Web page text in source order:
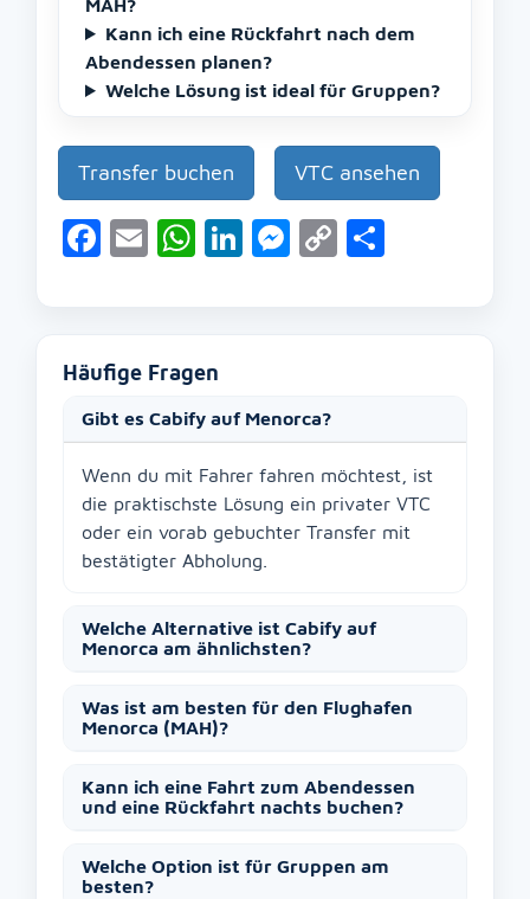
MAH?
Kann ich eine Rückfahrt nach dem
Abendessen planen?
Welche Lösung ist ideal für Gruppen?
Transfer buchen VTC ansehen
Facebook
EmailWhatsApp
LinkedIn
Messenger
Copy
Häufige Fragen
Gibt es Cabify auf Menorca?
Wenn du mit Fahrer fahren möchtest, ist
die praktischste Lösung ein privater VTC
oder ein vorab gebuchter Transfer mit
bestätigter Abholung.
Welche Alternative ist Cabify auf
Menorca am ähnlichsten?
Was ist am besten für den Flughafen
Menorca (MAH)?
Kann ich eine Fahrt zum Abendessen
und eine Rückfahrt nachts buchen?
Welche Option ist für Gruppen am
besten?